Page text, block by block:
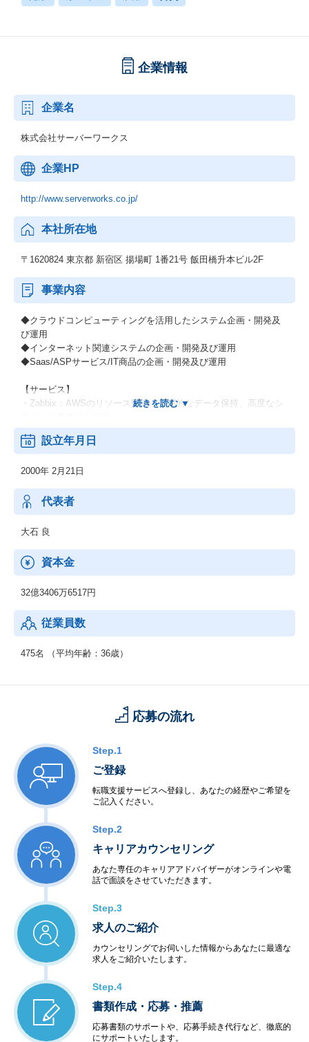
企業情報
企業名
株式会社サーバーワークス
企業HP
http://www.serverworks.co.jp/
本社所在地
〒1620824 東京都 新宿区 揚場町 1番21号 飯田橋升本ビル2F
事業内容
◆クラウドコンピューティングを活用したシステム企画・開発及
び運用
◆インターネット関連システムの企画・開発及び運用
◆Saas/ASPサービス/IT商品の企画・開発及び運用
【サービス】
・Zabbix：AWSのリソース監視、長期的なデータ保持、高度なシ
・Deep Security：AWSのセキュリティを自分で設計できる、総合
サーバーセキュリティ対策ソフトウェア
いるログデータや既存DBなどのエンタープライズビッグデータを
Redshiftに統合
設立年月日
2000年 2月21日
代表者
大石 良
資本金
32億3406万6517円
従業員数
475名 （平均年齢：36歳）
応募の流れ
Step.1
ご登録
転職支援サービスへ登録し、あなたの経歴やご希望を
ご記入ください。
Step.2
キャリアカウンセリング
あなた専任のキャリアアドバイザーがオンラインや電
話で面談をさせていただきます。
Step.3
求人のご紹介
カウンセリングでお伺いした情報からあなたに最適な
求人をご紹介いたします。
Step.4
書類作成・応募・推薦
応募書類のサポートや、応募手続き代行など、徹底的
にサポートいたします。